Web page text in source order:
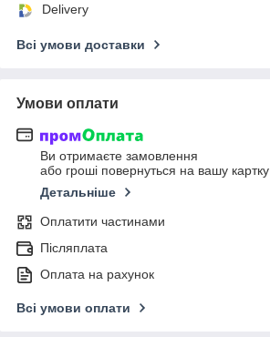
Delivery
Всі умови доставки
Умови оплати
Ви отримаєте замовлення
або гроші повернуться на вашу картку
Детальніше
Оплатити частинами
Післяплата
Оплата на рахунок
Всі умови оплати